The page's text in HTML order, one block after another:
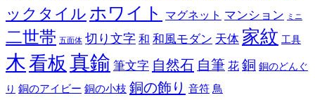
ックタイル ホワイト マグネット マンション ミニ
二世帯 五面体 切り文字 和 和風モダン 天体 家紋 工具
木看板 真鍮 筆文字 自然石 自筆 花 銅 銅のどんぐ
り 銅のアイビー 銅の小枝 銅の飾り 音符 鳥